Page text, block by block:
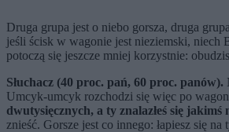
Druga grupa jest o niebo gorsza, druga
jeśli ścisk w wagonie jest nieziemski, niech
potoczą się jeszcze mniej korzystnie:
Słuchacz (40 proc. pań, 60 proc. panów).
Umcyk-umcyk rozchodzi się więc po
dwutysięcznych, a ty znalazłeś się
znieść. Gorsze jest co innego: łapiesz się